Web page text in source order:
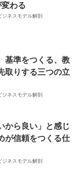
わる
ジネスモデル解剖
基準をつくる、教
取りする三つの立
ジネスモデル解剖
から良い」と感じ
が信頼をつくる仕
ジネスモデル解剖